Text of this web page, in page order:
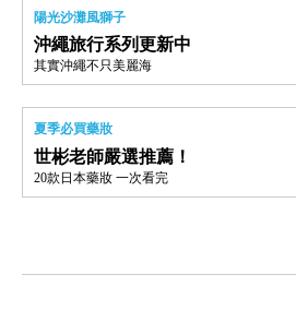
陽光沙灘風獅子
沖繩旅行系列更新中
其實沖繩不只美麗海
夏季必買藥妝
世彬老師嚴選推薦！
20款日本藥妝 一次看完